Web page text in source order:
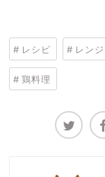
レシピ レンジ
鶏料理